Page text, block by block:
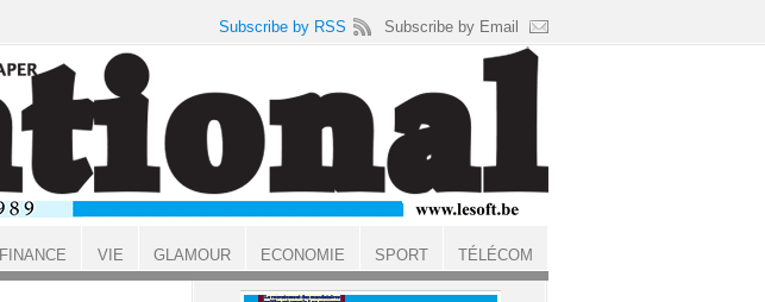
Subscribe by RSS Subscribe by Email
FINANCE VIE GLAMOUR ECONOMIE SPORT TÉLÉCOM